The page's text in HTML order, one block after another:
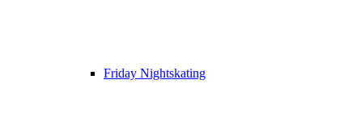
Friday Nightskating